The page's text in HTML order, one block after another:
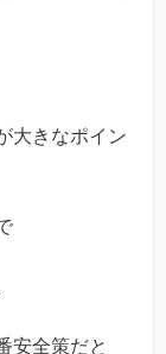
大きなポイン
安全策だと